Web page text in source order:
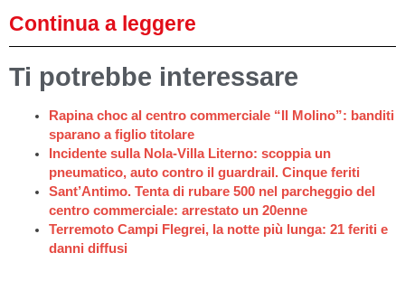
Continua a leggere
Ti potrebbe interessare
Rapina choc al centro commerciale “Il Molino”: banditi
sparano a figlio titolare
Incidente sulla Nola-Villa Literno: scoppia un
pneumatico, auto contro il guardrail. Cinque feriti
Sant’Antimo. Tenta di rubare 500 nel parcheggio del
centro commerciale: arrestato un 20enne
Terremoto Campi Flegrei, la notte più lunga: 21 feriti e
danni diffusi